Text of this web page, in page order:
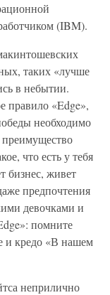
(IBM).
таких «лучше
в небытии.
правило «Edge»,
необходимо
преимущество
что есть у тебя
бизнес, живет
предпочтения
девочками и
помните
и кредо «В нашем
неприлично